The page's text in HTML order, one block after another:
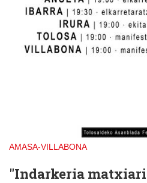
AMASA-VILLABONA
"Indarkeria